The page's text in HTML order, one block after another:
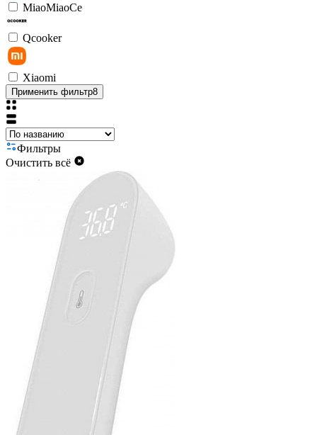
MiaoMiaoCe
Qcooker
Xiaomi
Применить фильтр8
Фильтры
Очистить всё